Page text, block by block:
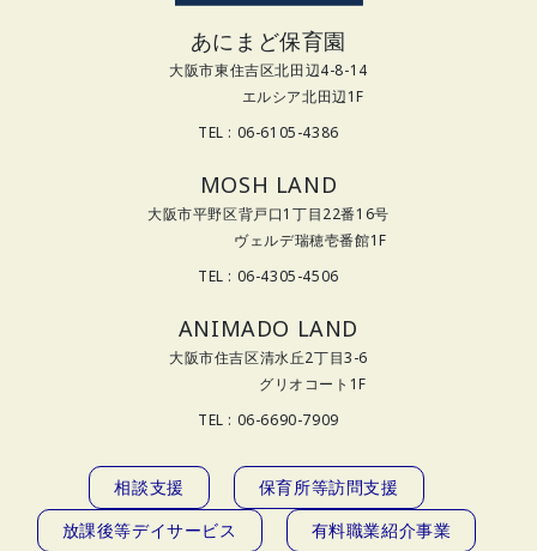
あにまど保育園
大阪市東住吉区北田辺4-8-14
エルシア北田辺1F
TEL : 06-6105-4386
MOSH LAND
大阪市平野区背戸口1丁目22番16号
ヴェルデ瑞穂壱番館1F
TEL : 06-4305-4506
ANIMADO LAND
大阪市住吉区清水丘2丁目3-6
グリオコート1F
TEL : 06-6690-7909
相談支援
保育所等訪問支援
放課後等デイサービス
有料職業紹介事業